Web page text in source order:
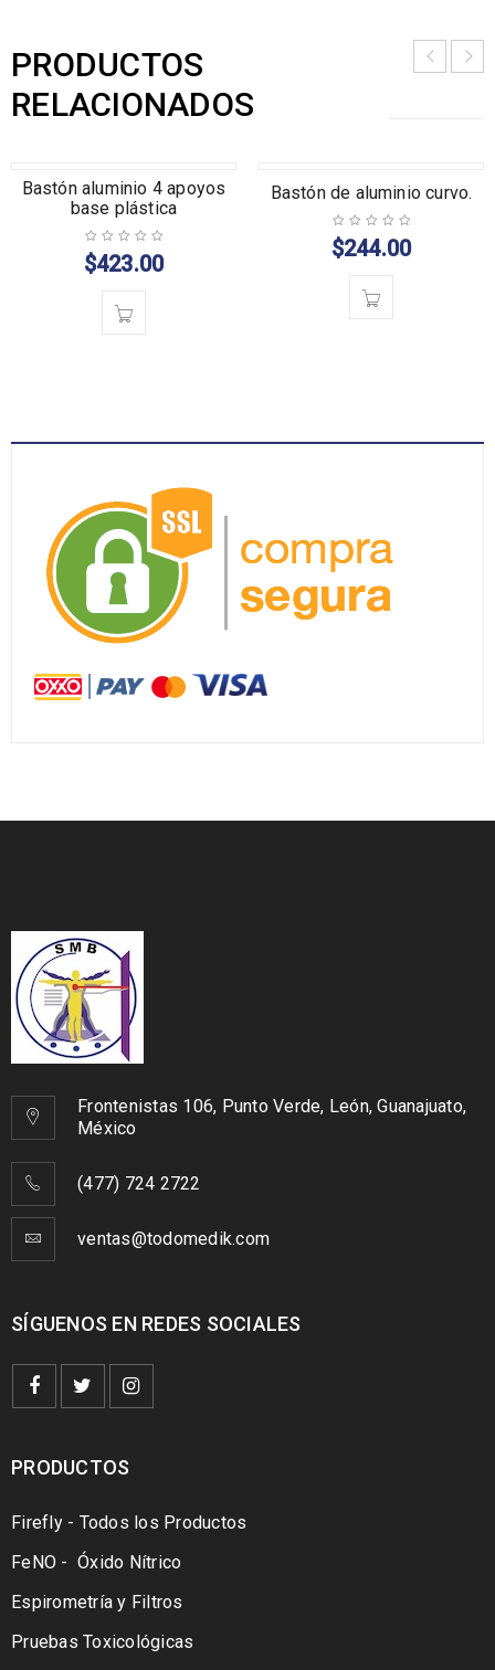
PRODUCTOS
RELACIONADOS
Bastón aluminio 4 apoyos
base plástica
$423.00
Bastón de aluminio curvo.
$244.00
Frontenistas 106, Punto Verde, León, Guanajuato,
México
(477) 724 2722
ventas@todomedik.com
SÍGUENOS EN REDES SOCIALES
PRODUCTOS
Firefly - Todos los Productos
FeNO - Óxido Nítrico
Espirometría y Filtros
Pruebas Toxicológicas